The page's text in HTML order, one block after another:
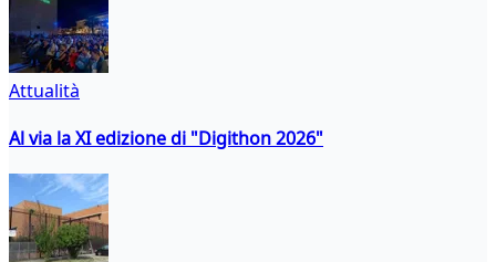
Attualità
Al via la XI edizione di "Digithon 2026"